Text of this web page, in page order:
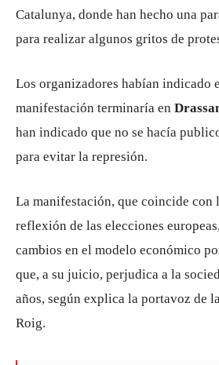
Catalunya, donde han hecho una
para realizar algunos gritos de
Los organizadores habían indicado
manifestación terminaría en
han indicado que no se hacía
para evitar la represión.
La manifestación, que coincide con
reflexión de las elecciones
cambios en el modelo económico
que, a su juicio, perjudica a la
años, según explica la portavoz de
Roig.